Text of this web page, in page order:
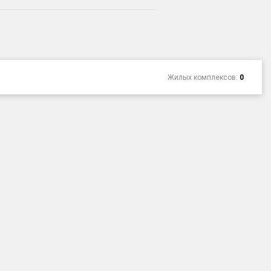
Жилых комплексов: 0